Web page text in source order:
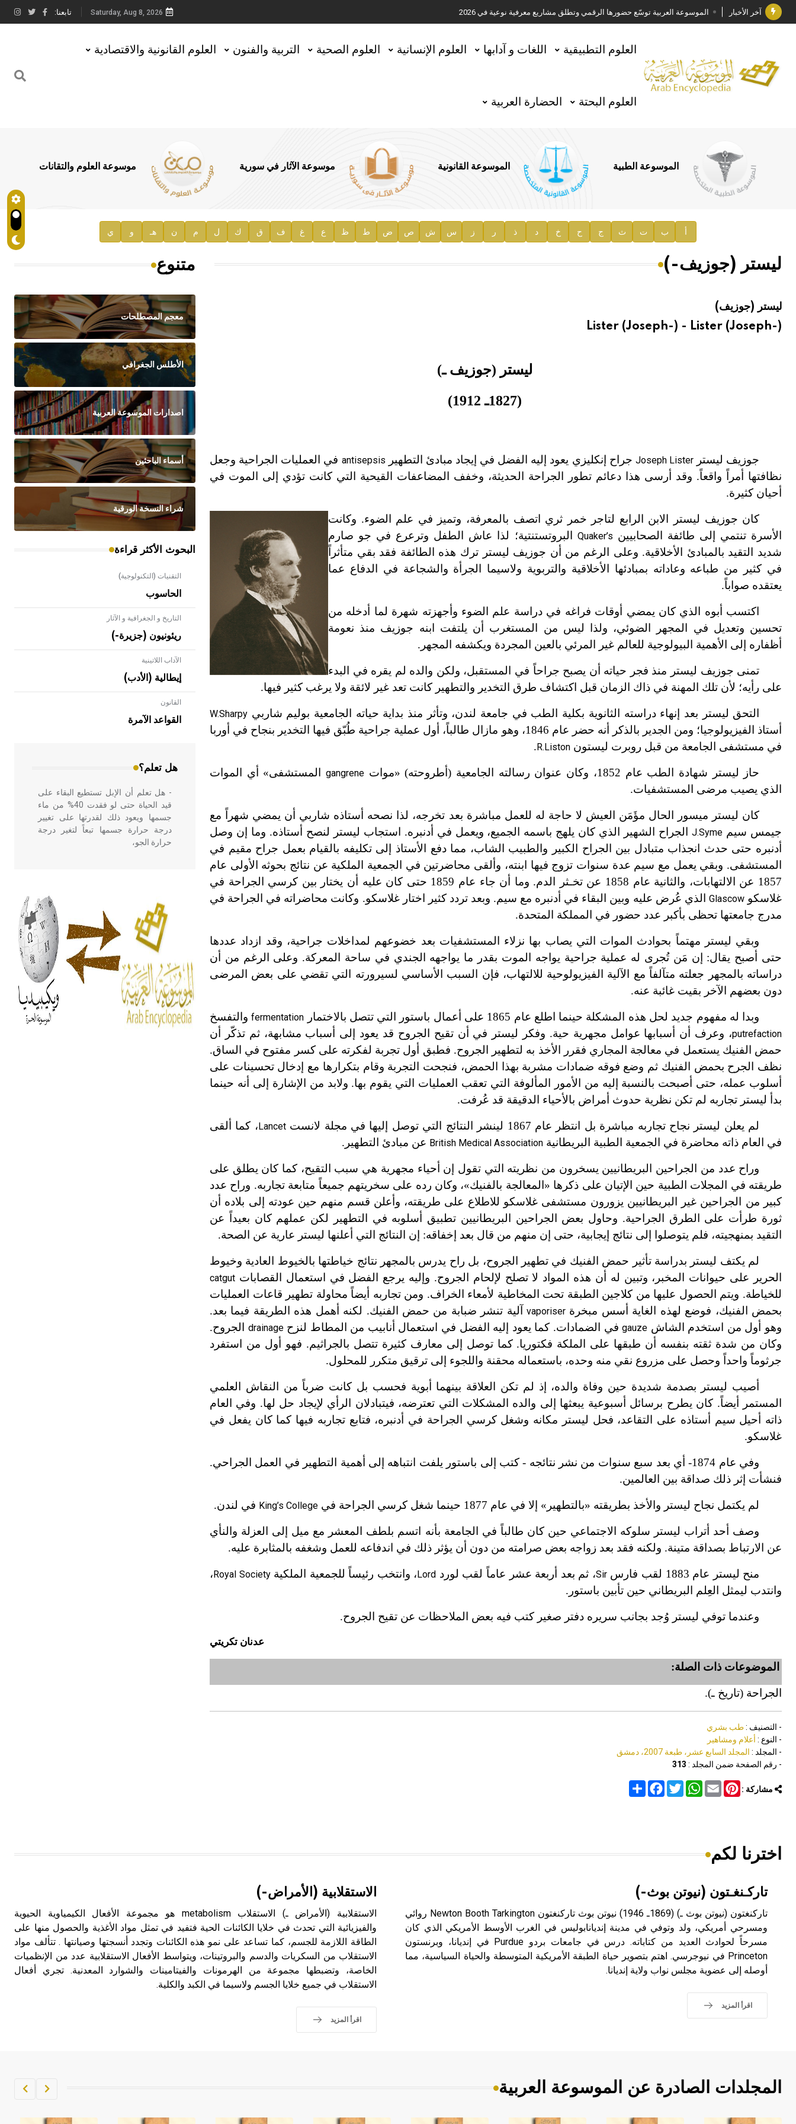
آخر الأخبار الموسوعة العربية توسّع حضورها الرقمي وتطلق مشاريع معرفية نوعية في 2026
جائزة مجمع الملك سلمان العالمي للغة العربية 2025
الأستاذ إياد خالد الطباع مدير عام لهيئة الموسوعة العربية
السيد محمد ياسين صالح وزيرا للثقافة
توصيات مجلس الإدارة
صدور المجلد السابع من موسوعة الآثار في سورية
إعلان..
هيئة الموسوعة العربية تطلق موسوعات جديدة في عام 2026
Saturday, Aug 8, 2026 تابعنا:
العلوم التطبيقية اللغات و آدابها العلوم الإنسانية العلوم الصحية التربية والفنون العلوم القانونية والاقتصادية
العلوم البحتة الحضارة العربية
الموسوعة الطبية الموسوعة القانونية موسوعة الآثار في سورية موسوعة العلوم والتقانات
أ ب ت ث ج ح خ د ذ ر ز س ش ص ض ط ظ ع غ ف ق ك ل م ن هـ و ي
ليستر (جوزيف-)
ليستر (جوزيف)
Lister (Joseph-) - Lister (Joseph-)
ليستر (جوزيف ـ)
(1827ـ 1912)
جوزيف ليسترJoseph Lister جراح إنكليزي يعود إليه الفضل في إيجاد مبادئ التطهير antisepsis في العمليات الجراحية وجعل
نظافتها أمراً واقعاً. وقد أرسى هذا دعائم تطور الجراحة الحديثة، وخفف المضاعفات القيحية التي كانت تؤدي إلى الموت في
أحيان كثيرة.
كان جوزيف ليستر الابن الرابع لتاجر خمر ثري اتصف بالمعرفة، وتميز في علم الضوء. وكانت
الأسرة تنتمي إلى طائفة الصحابيين Quaker’s البروتستنتية؛ لذا عاش الطفل وترعرع في جو صارم
شديد التقيد بالمبادئ الأخلاقية. وعلى الرغم من أن جوزيف ليستر ترك هذه الطائفة فقد بقي متأثراً
في كثير من طباعه وعاداته بمبادئها الأخلاقية والتربوية ولاسيما الجرأة والشجاعة في الدفاع عما
يعتقده صواباً.
اكتسب أبوه الذي كان يمضي أوقات فراغه في دراسة علم الضوء وأجهزته شهرة لما أدخله من
تحسين وتعديل في المجهر الضوئي، ولذا ليس من المستغرب أن يلتفت ابنه جوزيف منذ نعومة
أظفاره إلى الأهمية البيولوجية للعالم غير المرئي بالعين المجردة ويكشفه المجهر.
تمنى جوزيف ليستر منذ فجر حياته أن يصبح جراحاً في المستقبل، ولكن والده لم يقره في البدء
على رأيه؛ لأن تلك المهنة في ذاك الزمان قبل اكتشاف طرق التخدير والتطهير كانت تعد غير لائقة ولا يرغب كثير فيها.
التحق ليستر بعد إنهاء دراسته الثانوية بكلية الطب في جامعة لندن، وتأثر منذ بداية حياته الجامعية بوليم شاربي W.Sharpy
أستاذ الفيزيولوجيا؛ ومن الجدير بالذكر أنه حضر عام 1846، وهو مازال طالباً، أول عملية جراحية طُبّق فيها التخدير بنجاح في أوربا
في مستشفى الجامعة من قبل روبرت ليستون R.Liston
.
حاز ليستر شهادة الطب عام 1852، وكان عنوان رسالته الجامعية (أطروحته) «موات gangreneالمستشفى» أي الموات
الذي يصيب مرضى المستشفيات.
كان ليستر ميسور الحال مؤَمَن العيش لا حاجة له للعمل مباشرة بعد تخرجه، لذا نصحه أستاذه شاربي أن يمضي شهراً مع
جيمس سيم J.Symeالجراح الشهير الذي كان يلهج باسمه الجميع، ويعمل في أدنبره. استجاب ليستر لنصح أستاذه. وما إن وصل
أدنبره حتى حدث انجذاب متبادل بين الجراح الكبير والطبيب الشاب، مما دفع الأستاذ إلى تكليفه بالقيام بعمل جراح مقيم في
المستشفى. وبقي يعمل مع سيم عدة سنوات تزوج فيها ابنته، وألقى محاضرتين في الجمعية الملكية عن نتائج بحوثه الأولى عام
1857 عن الالتهابات، والثانية عام 1858 عن تخـثر الدم. وما أن جاء عام 1859 حتى كان عليه أن يختار بين كرسي الجراحة في
غلاسكوGlascow الذي عُرض عليه وبين البقاء في أدنبره مع سيم. وبعد تردد كثير اختار غلاسكو. وكانت محاضراته في الجراحة في
مدرج جامعتها تحظى بأكبر عدد حضور في المملكة المتحدة.
وبقي ليستر مهتماً بحوادث الموات التي يصاب بها نزلاء المستشفيات بعد خضوعهم لمداخلات جراحية، وقد ازداد عددها
حتى أصبح يقال: إن مَن تُجرى له عملية جراحية يواجه الموت بقدر ما يواجهه الجندي في ساحة المعركة. وعلى الرغم من أن
دراساته بالمجهر جعلته متآلفاً مع الآلية الفيزيولوحية للالتهاب، فإن السبب الأساسي لسيرورته التي تقضي على بعض المرضى
دون بعضهم الآخر بقيت غائبة عنه.
وبدا له مفهوم جديد لحل هذه المشكلة حينما اطلع عام 1865 على أعمال باستور التي تتصل بالاختمار fermentationوالتفسخ
putrefaction، وعرف أن أسبابها عوامل مجهرية حية. وفكر ليستر في أن تقيح الجروح قد يعود إلى أسباب مشابهة، ثم تذكّر أن
حمض الفنيك يستعمل في معالجة المجاري فقرر الأخذ به لتطهير الجروح. فطبق أول تجربة لفكرته على كسر مفتوح في الساق.
نظف الجرح بحمض الفنيك ثم وضع فوقه ضمادات مشربة بهذا الحمض، فنجحت التجربة وقام بتكرارها مع إدخال تحسينات على
أسلوب عمله، حتى أصبحت بالنسبة إليه من الأمور المألوفة التي تعقب العمليات التي يقوم بها. ولابد من الإشارة إلى أنه حينما
بدأ ليستر تجاربه لم تكن نظرية حدوث أمراض بالأحياء الدقيقة قد عُرفت.
لم يعلن ليستر نجاح تجاربه مباشرة بل انتظر عام 1867 لينشر النتائج التي توصل إليها في مجلة لانست Lancet، كما ألقى
في العام ذاته محاضرة في الجمعية الطبية البريطانية British Medical Association عن مبادئ التطهير.
وراح عدد من الجراحين البريطانيين يسخرون من نظريته التي تقول إن أحياء مجهرية هي سبب التقيح، كما كان يطلق على
طريقته في المجلات الطبية حين الإتيان على ذكرها «المعالجة بالفنيك»، وكان رده على سخريتهم جميعاً متابعة تجاربه. وراح عدد
كبير من الجراحين غير البريطانيين يزورون مستشفى غلاسكو للاطلاع على طريقته، وأعلن قسم منهم حين عودته إلى بلاده أن
ثورة طرأت على الطرق الجراحية. وحاول بعض الجراحين البريطانيين تطبيق أسلوبه في التطهير لكن عملهم كان بعيداً عن
التقيد بمنهجيته، فلم يتوصلوا إلى نتائج إيجابية، حتى إن منهم من قال بعد إخفاقه: إن النتائج التي أعلنها ليستر عارية عن الصحة.
لم يكتف ليستر بدراسة تأثير حمض الفنيك في تطهير الجروح، بل راح يدرس بالمجهر نتائج خياطتها بالخيوط العادية وخيوط
الحرير على حيوانات المخبر، وتبين له أن هذه المواد لا تصلح لإلحام الجروح. وإليه يرجع الفضل في استعمال القصابات catgut
للخياطة. ويتم الحصول عليها من كلاجين الطبقة تحت المخاطية لأمعاء الخراف. ومن تجاربه أيضاً محاولة تطهير قاعات العمليات
بحمض الفنيك، فوضع لهذه الغاية أسس مبخرة vaporiserآلية تنشر ضبابة من حمض الفنيك. لكنه أهمل هذه الطريقة فيما بعد.
وهو أول من استخدم الشاش gauzeفي الضمادات. كما يعود إليه الفضل في استعمال أنابيب من المطاط لنزحdrainage الجروح.
وكان من شدة ثقته بنفسه أن طبقها على الملكة فكتوريا. كما توصل إلى معارف كثيرة تتصل بالجراثيم. فهو أول من استفرد
جرثوماً واحداً وحصل على مزروع نقي منه وحده، باستعماله محقنة واللجوء إلى ترقيق متكرر للمحلول.
أصيب ليستر بصدمة شديدة حين وفاة والده، إذ لم تكن العلاقة بينهما أبوية فحسب بل كانت ضرباً من النقاش العلمي
المستمر أيضاً. كان يطرح برسائل أسبوعية يبعثها إلى والده المشكلات التي تعترضه، فيتبادلان الرأي لإيجاد حل لها. وفي العام
ذاته أحيل سيم أستاذه على التقاعد، فحل ليستر مكانه وشغل كرسي الجراحة في أدنبره، فتابع تجاربه فيها كما كان يفعل في
غلاسكو.
وفي عام 1874- أي بعد سبع سنوات من نشر نتائجه - كتب إلى باستور يلفت انتباهه إلى أهمية التطهير في العمل الجراحي.
فنشأت إثر ذلك صداقة بين العالمين.
لم يكتمل نجاح ليستر والأخذ بطريقته «بالتطهير» إلا في عام 1877 حينما شغل كرسي الجراحة في King’s College في لندن.
وصف أحد أتراب ليستر سلوكه الاجتماعي حين كان طالباً في الجامعة بأنه اتسم بلطف المعشر مع ميل إلى العزلة والنأي
عن الارتباط بصداقة متينة. ولكنه فقد بعد زواجه بعض صرامته من دون أن يؤثر ذلك في اندفاعه للعمل وشغفه بالمثابرة عليه.
منح ليستر عام 1883 لقب فارس Sir، ثم بعد أربعة عشر عاماً لقب لورد Lord، وانتخب رئيساً للجمعية الملكيةRoyal Society،
وانتدب ليمثل العِلم البريطاني حين تأبين باستور.
وعندما توفي ليستر وُجد بجانب سريره دفتر صغير كتب فيه بعض الملاحظات عن تقيح الجروح.
عدنان تكريتي
الموضوعات ذات الصلة:
الجراحة (تاريخ ـ).
- التصنيف :طب بشري
- النوع : أعلام ومشاهير
- المجلد : المجلد السابع عشر، طبعة 2007، دمشق
- رقم الصفحة ضمن المجلد : 313
مشاركة : Share
FacebookTwitter
WhatsAppEmail
Pinterest
متنوع
معجم المصطلحات
الأطلس الجغرافي
اصدارات الموسوعة العربية
أسماء الباحثين
شراء النسخة الورقية
البحوث الأكثر قراءة
التقنيات (التكنولوجية)
الحاسوب
التاريخ و الجغرافية و الآثار
ريئونيون (جزيرة-)
الآداب اللاتينية
إيطالية (الأدب)
القانون
القواعد الآمرة
هل تعلم؟
- هل تعلم أن الأبلق نوع من الفنون
الهندسية التي ارتبطت بالعمارة الإسلامية
في بلاد الشام ومصر خاصة، حيث يحرص
- هل تعلم أن الإبل تستطيع البقاء على
قيد الحياة حتى لو فقدت 40% من ماء
جسمها ويعود ذلك لقدرتها على تغيير
درجة حرارة جسمها تبعاً لتغير درجة
حرارة الجو،
أربعة مؤلفات هي: الحكم، الأدلة، تنظيم
التغذية، ورسالته في جروح الرأس.
ويعود له الفضل بأنه حرر الطب من
الدين والفلسفة.
- هل تعلم أن المرجان إفراز حيواني
يتكون في البحر ويتركب من مادة
كربونات الكلسيوم، وهو أحمر أو شديد
الحمرة وهو أجود أنواعه، ويمتاز بكبر
الحجم ويسمى الش
اخترنا لكم
تاركـنغـتون (نيوتن بوث-)
تاركنغتون (نيوتن بوث ـ) (1869ـ 1946) نيوتن بوث تاركنغتون Newton Booth Tarkington روائي
ومسرحي أمريكي، ولد وتوفي في مدينة إنديانابوليس في الغرب الأوسط الأمريكي الذي كان
مسرحاً لحوادث العديد من كتاباته. درس في جامعات بردو Purdue في إنديانا، وبرنستون
Princeton في نيوجرسي. اهتم بتصوير حياة الطبقة الأمريكية المتوسطة والحياة السياسية، مما
أوصله إلى عضوية مجلس نواب ولاية إنديانا.
اقرأ المزيد
الاستقلابية (الأمراض-)
الاستقلابية (الأمراض ـ) الاستقلاب metabolism هو مجموعة الأفعال الكيمياوية الحيوية
والفيزيائية التي تحدث في خلايا الكائنات الحية فتفيد في تمثل مواد الأغذية والحصول منها على
الطاقة اللازمة للجسم، كما تساعد على نمو هذه الكائنات وتجدد أنسجتها وصيانتها . تتألف مواد
الاستقلاب من السكريات والدسم والبروتينات، ويتواسط الأفعال الاستقلابية عدد من الإنظميات
الخاصة، وتضبطها مجموعة من الهرمونات والفيتامينات والشوارد المعدنية. تجري أفعال
الاستقلاب في جميع خلايا الجسم ولاسيما في الكبد والكلية.
اقرأ المزيد
المجلدات الصادرة عن الموسوعة العربية